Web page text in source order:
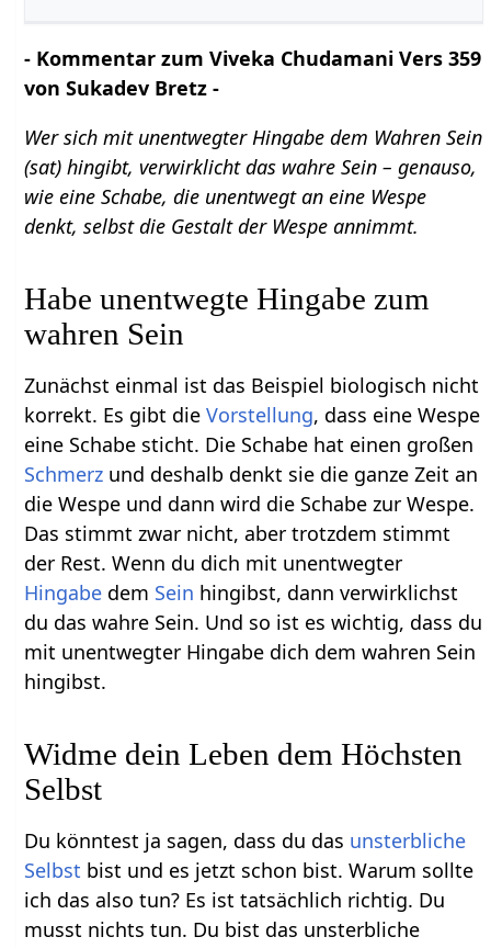
- Kommentar zum Viveka Chudamani Vers 359
von Sukadev Bretz -
Wer sich mit unentwegter Hingabe dem Wahren Sein
(sat) hingibt, verwirklicht das wahre Sein – genauso,
wie eine Schabe, die unentwegt an eine Wespe
denkt, selbst die Gestalt der Wespe annimmt.
Habe unentwegte Hingabe zum
wahren Sein
Zunächst einmal ist das Beispiel biologisch nicht
korrekt. Es gibt dieVorstellung, dass eine Wespe
eine Schabe sticht. Die Schabe hat einen großen
Schmerz und deshalb denkt sie die ganze Zeit an
die Wespe und dann wird die Schabe zur Wespe.
Das stimmt zwar nicht, aber trotzdem stimmt
der Rest. Wenn du dich mit unentwegter
Hingabe dem Sein hingibst, dann verwirklichst
du das wahre Sein. Und so ist es wichtig, dass du
mit unentwegter Hingabe dich dem wahren Sein
hingibst.
Widme dein Leben dem Höchsten
Selbst
Du könntest ja sagen, dass du das unsterbliche
Selbst bist und es jetzt schon bist. Warum sollte
ich das also tun? Es ist tatsächlich richtig. Du
musst nichts tun. Du bist das unsterbliche